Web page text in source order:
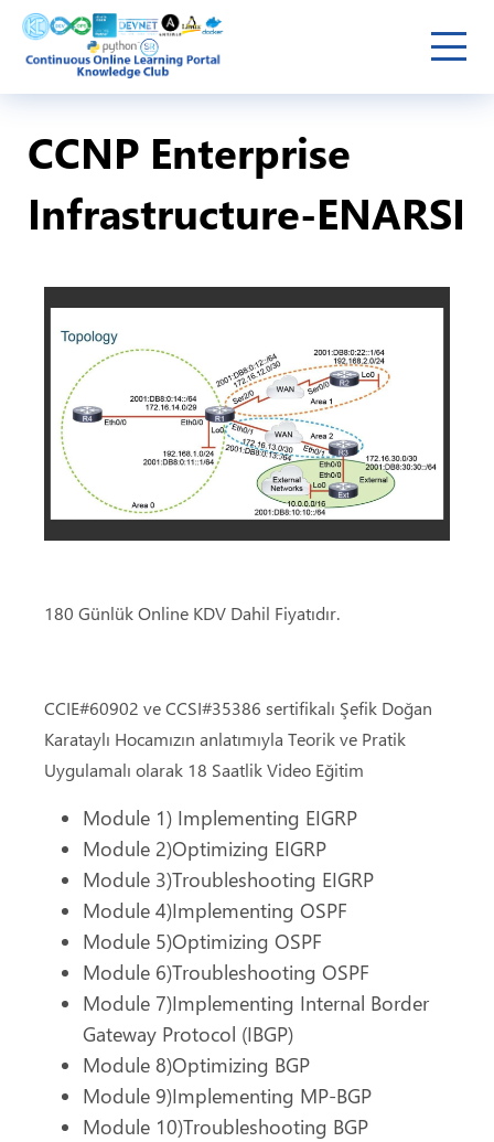
CCNP Enterprise
Infrastructure-ENARSI
180 Günlük Online KDV Dahil Fiyatıdır.
CCIE#60902 ve CCSI#35386 sertifikalı Şefik Doğan
Karataylı Hocamızın anlatımıyla Teorik ve Pratik
Uygulamalı olarak 18 Saatlik Video Eğitim
Module 1) Implementing EIGRP
Module 2)Optimizing EIGRP
Module 3)Troubleshooting EIGRP
Module 4)Implementing OSPF
Module 5)Optimizing OSPF
Module 6)Troubleshooting OSPF
Module 7)Implementing Internal Border
Gateway Protocol (IBGP)
Module 8)Optimizing BGP
Module 9)Implementing MP-BGP
Module 10)Troubleshooting BGP